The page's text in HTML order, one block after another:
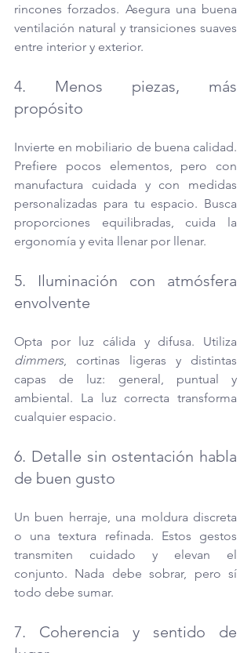
rincones forzados. Asegura una buena
ventilación natural y transiciones suaves
entre interior y exterior.
4. Menos piezas, más
propósito
Invierte en mobiliario de buena calidad.
Prefiere pocos elementos, pero con
manufactura cuidada y con medidas
personalizadas para tu espacio. Busca
proporciones equilibradas, cuida la
ergonomía y evita llenar por llenar.
5. Iluminación con atmósfera
envolvente
dimmers, cortinas ligeras y distintas
capas de luz: general, puntual y
ambiental. La luz correcta transforma
cualquier espacio.
6. Detalle sin ostentación habla
de buen gusto
Un buen herraje, una moldura discreta
o una textura refinada. Estos gestos
transmiten cuidado y elevan el
conjunto. Nada debe sobrar, pero sí
todo debe sumar.
7. Coherencia y sentido de